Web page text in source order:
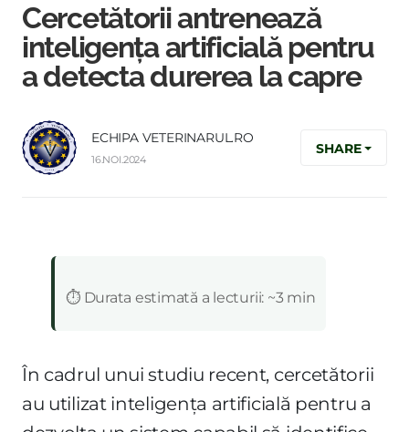
Cercetătorii antrenează
inteligența artificială pentru
a detecta durerea la capre
ECHIPA VETERINARUL.RO
16.NOI.2024
SHARE
⏱️ Durata estimată a lecturii: ~3 min
În cadrul unui studiu recent, cercetătorii
au utilizat inteligența artificială pentru a